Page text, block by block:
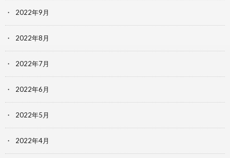
2022年9月
2022年8月
2022年7月
2022年6月
2022年5月
2022年4月